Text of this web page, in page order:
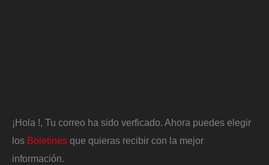
¡Hola !, Tu correo ha sido verficado. Ahora puedes elegir
los Boletines que quieras recibir con la mejor
información.